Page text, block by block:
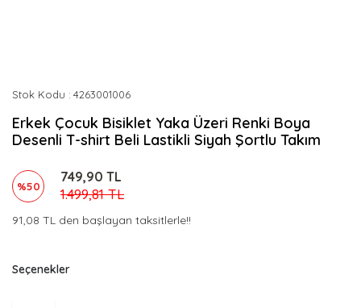
Stok Kodu 4263001006
Erkek Çocuk Bisiklet Yaka Üzeri Renki Boya
Desenli T-shirt Beli Lastikli Siyah Şortlu Takım
%50
749,90 TL
1.499,81 TL
91,08 TL den başlayan taksitlerle!!
Seçenekler